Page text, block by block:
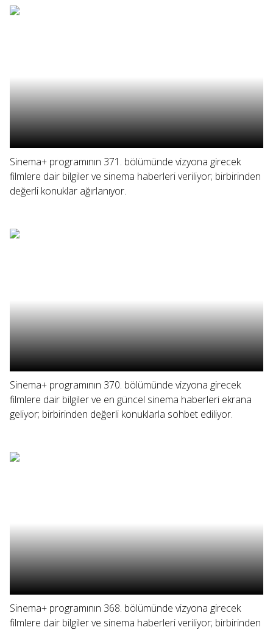
Sinema+ programının 371. bölümünde vizyona girecek
filmlere dair bilgiler ve sinema haberleri veriliyor; birbirinden
değerli konuklar ağırlanıyor.
Sinema+ programının 370. bölümünde vizyona girecek
filmlere dair bilgiler ve en güncel sinema haberleri ekrana
geliyor; birbirinden değerli konuklarla sohbet ediliyor.
Sinema+ programının 368. bölümünde vizyona girecek
filmlere dair bilgiler ve sinema haberleri veriliyor; birbirinden